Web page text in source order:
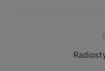
Forrige